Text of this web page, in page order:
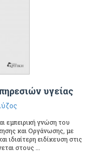
υγείας
εμπειρική γνώση του
και Οργάνωσης, με
ειδίκευση στις
στους ...